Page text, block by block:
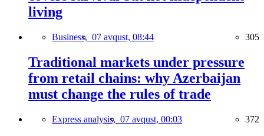
living
Business, 07 avqust, 08:44 305
Traditional markets under pressure
from retail chains: why Azerbaijan
must change the rules of trade
Express analysis, 07 avqust, 00:03 372